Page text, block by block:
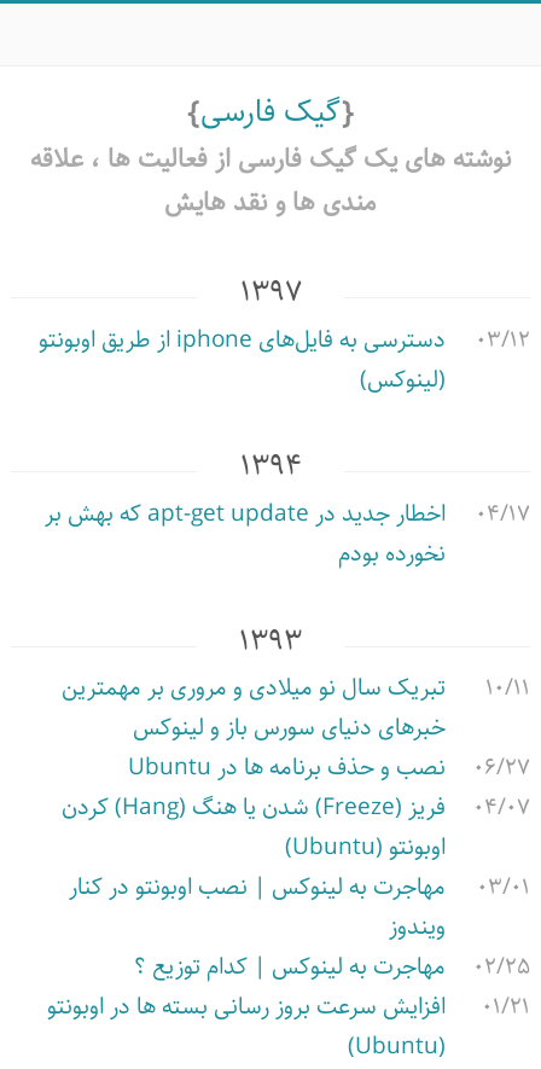
گیک فارسی
نوشته های یک گیک فارسی از فعالیت ها ،‌ علاقه
مندی ها و نقد هایش
۱۳۹۷
۰۳/۱۲
دسترسی به فایل‌های iphone از طریق اوبونتو
(لینوکس)
۱۳۹۴
۰۴/۱۷
اخطار جدید در apt-get update که بهش بر
نخورده بودم
۱۳۹۳
۱۰/۱۱
تبریک سال نو میلادی و مروری بر مهمترین
خبرهای دنیای سورس باز و لینوکس
۰۶/۲۷
نصب و حذف برنامه ها در Ubuntu
۰۴/۰۷
فریز (Freeze) شدن یا هنگ (Hang) کردن
اوبونتو (Ubuntu)
۰۳/۰۱
مهاجرت به لینوکس | نصب اوبونتو در کنار
ویندوز
۰۲/۲۵
مهاجرت به لینوکس | کدام توزیع ؟
۰۱/۲۱
افزایش سرعت بروز رسانی بسته ها در اوبونتو
(Ubuntu)